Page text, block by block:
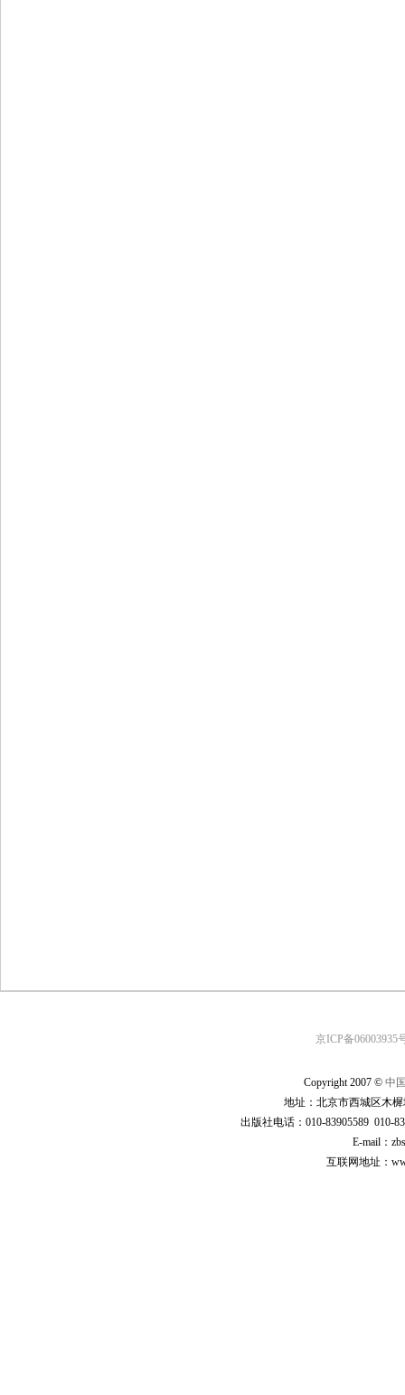
京ICP备06003935
Copyright 2007 © 中
地址：北京市西城区木
出版社电话：010-83905589 010-
E-mail：
互联网地址：